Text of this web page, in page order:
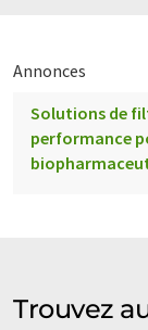
Annonces
Solutions de
performance
Trouvez